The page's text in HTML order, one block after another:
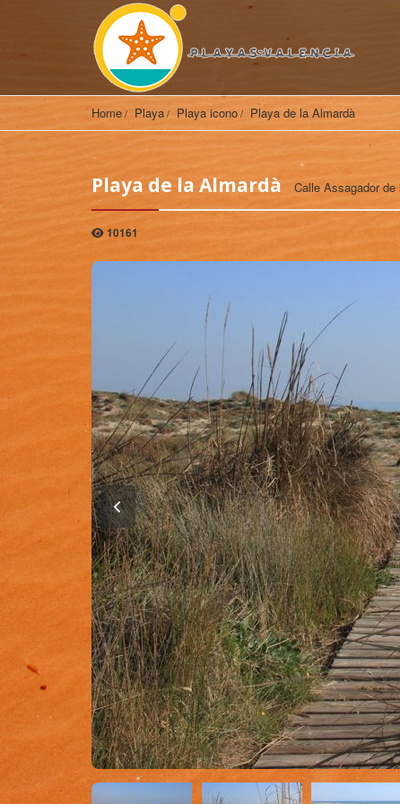
Home Playa Playa icono Playa de la Almardà
Playa de la Almardà Calle Assagador
10161